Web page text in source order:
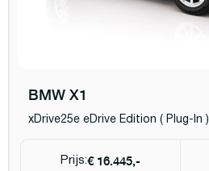
BMW X1
xDrive25e eDrive Edition ( Plug-In )
Prijs:€ 16.445,-